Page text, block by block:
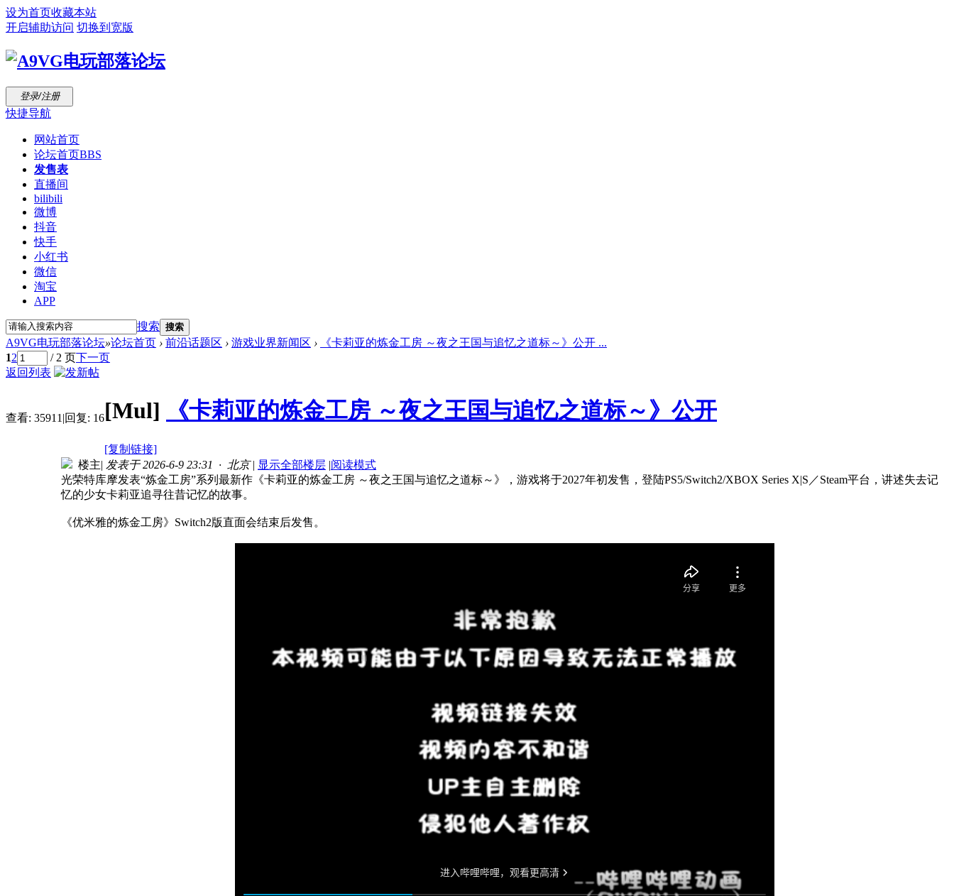
设为首页收藏本站
开启辅助访问 切换到宽版
登录/注册
快捷导航
网站首页
论坛首页BBS
发售表
直播间
bilibili
微博
抖音
快手
小红书
微信
淘宝
APP
搜索 搜索
A9VG电玩部落论坛»论坛首页 › 前沿话题区 › 游戏业界新闻区 ›
《卡莉亚的炼金工房 ～夜之王国与追忆之道标～》公开 ...
12 / 2 页下一页
返回列表
查看: 35911 |回复: 16[Mul] 《卡莉亚的炼金工房 ～夜之王国与追忆之道标～》公开
[复制链接]
楼主| 发表于 2026-6-9 23:31 · 北京 | 显示全部楼层 |阅读模式
光荣特库摩发表“炼金工房”系列最新作《卡莉亚的炼金工房 ～夜之王国与追忆之道标～》，游戏将于2027年初发售，登陆PS5/Switch2/XBOX Series X|S／Steam平台，讲述失去记
忆的少女卡莉亚追寻往昔记忆的故事。
《优米雅的炼金工房》Switch2版直面会结束后发售。